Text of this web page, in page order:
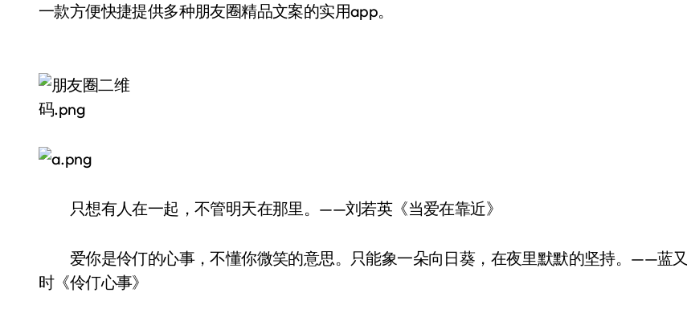
一款方便快捷提供多种朋友圈精品文案的实用app。
只想有人在一起，不管明天在那里。——刘若英《当爱在靠近》
爱你是伶仃的心事，不懂你微笑的意思。只能象一朵向日葵，在夜里默默的坚持。——蓝又
时《伶仃心事》